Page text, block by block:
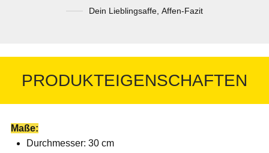
Dein Lieblingsaffe Affen-Fazit
PRODUKTEIGENSCHAFTEN
Maße:
Durchmesser: 30 cm